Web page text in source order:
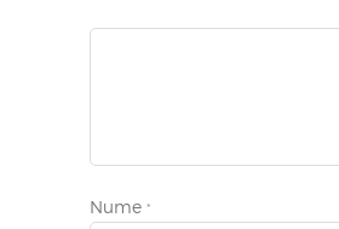
Nume *